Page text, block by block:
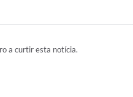
a curtir esta notícia.